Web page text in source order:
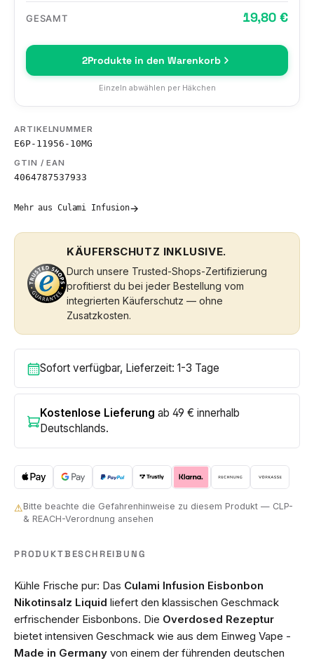
GESAMT 19,80 €
2Produkte in den Warenkorb
Einzeln abwählen per Häkchen
ARTIKELNUMMER
E6P-11956-10MG
GTIN / EAN
4064787537933
Mehr aus Culami Infusion→
KÄUFERSCHUTZ INKLUSIVE.
Durch unsere Trusted-Shops-Zertifizierung
profitierst du bei jeder Bestellung vom
integrierten Käuferschutz — ohne
Zusatzkosten.
Sofort verfügbar, Lieferzeit: 1-3 Tage
Kostenlose Lieferung ab 49 € innerhalb
Deutschlands.
⚠Bitte beachte die Gefahrenhinweise zu diesem Produkt — CLP-
& REACH-Verordnung ansehen
PRODUKTBESCHREIBUNG
Kühle Frische pur: Das Culami Infusion Eisbonbon
Nikotinsalz Liquid liefert den klassischen Geschmack
erfrischender Eisbonbons. Die Overdosed Rezeptur
bietet intensiven Geschmack wie aus dem Einweg Vape -
Made in Germany von einem der führenden deutschen